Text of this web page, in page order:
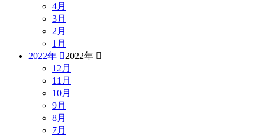
4月
3月
2月
1月
2022年
2022年
12月
11月
10月
9月
8月
7月